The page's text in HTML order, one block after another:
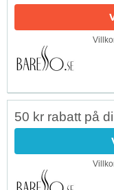
50 kr rabatt på